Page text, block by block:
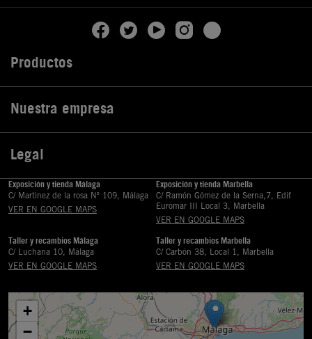
Productos
Nuestra empresa
Legal
Exposición y tienda Málaga
C/ Martinez de la rosa Nº 109, Málaga
VER EN GOOGLE MAPS
Exposición y tienda Marbella
C/ Ramón Gómez de la Serna,7, Edif
Euromar III Local 3, Marbella
VER EN GOOGLE MAPS
Taller y recambios Málaga
C/ Luchana 10, Málaga
VER EN GOOGLE MAPS
Taller y recambios Marbella
C/ Carbón 38, Local 1, Marbella
VER EN GOOGLE MAPS
+
−